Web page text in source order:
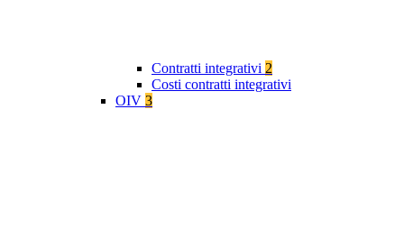
Contratti integrativi 2
Costi contratti integrativi
OIV 3